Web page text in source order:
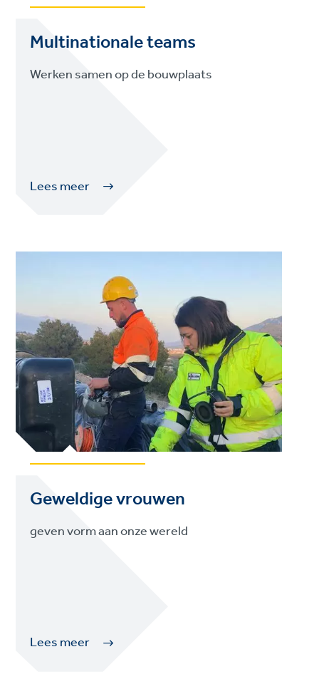
Multinationale teams
Werken samen op de bouwplaats
Lees meer
Geweldige vrouwen
geven vorm aan onze wereld
Lees meer